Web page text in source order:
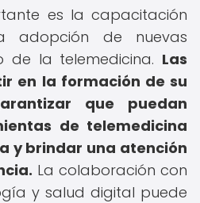
es la capacitación
adopción de nuevas
de la telemedicina. Las
en la formación de su
que puedan
de telemedicina
y brindar una atención
La colaboración con
y salud digital puede